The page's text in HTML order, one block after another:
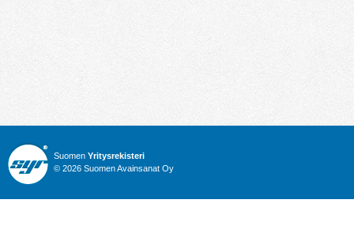
Suomen Yritysrekisteri
© 2026 Suomen Avainsanat Oy